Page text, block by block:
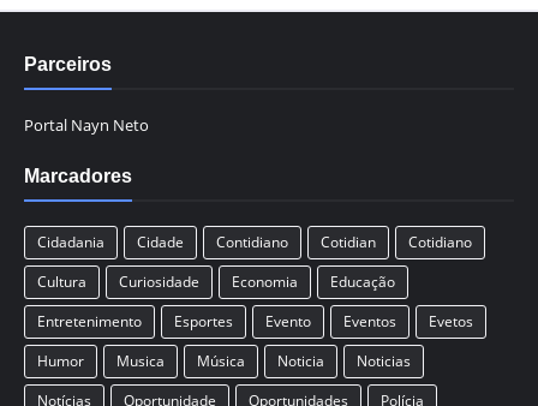
Parceiros
Portal Nayn Neto
Marcadores
Cidadania Cidade Contidiano Cotidian
Cotidiano
Cultura
Curiosidade Economia
Educação
Entretenimento
Esportes Evento Eventos
Evetos
Humor
Musica Música Noticia
Noticias
Notícias
Oportunidade Oportunidades Polícia